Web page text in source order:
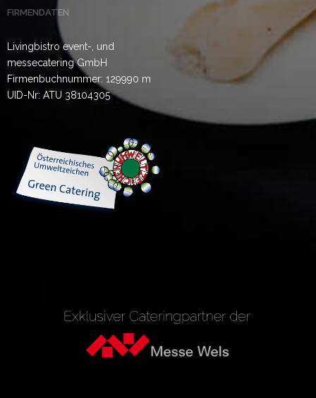
FIRMENDATEN
Livingbistro event-, und
messecatering GmbH
Firmenbuchnummer: 129990 m
UID-Nr: ATU 38104305